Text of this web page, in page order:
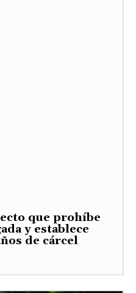
que prohíbe
y establece
de cárcel